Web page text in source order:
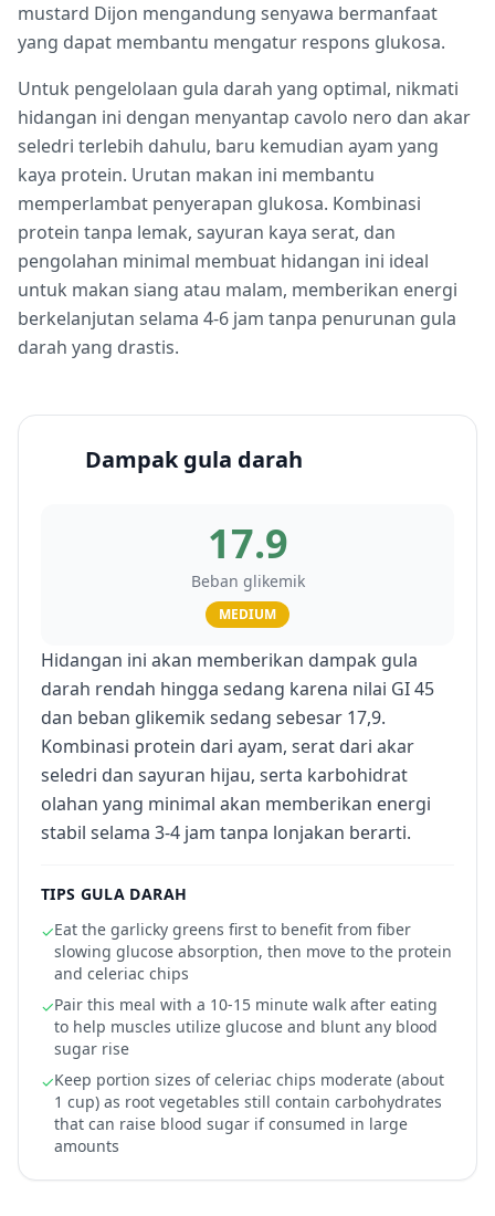
mustard Dijon mengandung senyawa bermanfaat
yang dapat membantu mengatur respons glukosa.
Untuk pengelolaan gula darah yang optimal, nikmati
hidangan ini dengan menyantap cavolo nero dan akar
seledri terlebih dahulu, baru kemudian ayam yang
kaya protein. Urutan makan ini membantu
memperlambat penyerapan glukosa. Kombinasi
protein tanpa lemak, sayuran kaya serat, dan
pengolahan minimal membuat hidangan ini ideal
untuk makan siang atau malam, memberikan energi
berkelanjutan selama 4-6 jam tanpa penurunan gula
darah yang drastis.
Dampak gula darah
17.9
Beban glikemik
MEDIUM
Hidangan ini akan memberikan dampak gula
darah rendah hingga sedang karena nilai GI 45
dan beban glikemik sedang sebesar 17,9.
Kombinasi protein dari ayam, serat dari akar
seledri dan sayuran hijau, serta karbohidrat
olahan yang minimal akan memberikan energi
stabil selama 3-4 jam tanpa lonjakan berarti.
TIPS GULA DARAH
✓Eat the garlicky greens first to benefit from fiber
slowing glucose absorption, then move to the protein
and celeriac chips
✓Pair this meal with a 10-15 minute walk after eating
to help muscles utilize glucose and blunt any blood
sugar rise
✓Keep portion sizes of celeriac chips moderate (about
1 cup) as root vegetables still contain carbohydrates
that can raise blood sugar if consumed in large
amounts